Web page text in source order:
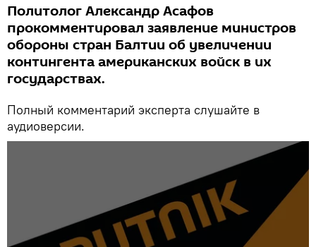
Политолог Александр Асафов
прокомментировал заявление министров
обороны стран Балтии об увеличении
контингента американских войск в их
государствах.
Полный комментарий эксперта слушайте в
аудиоверсии.